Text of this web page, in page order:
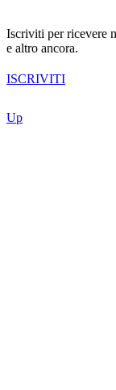
Iscriviti per ricevere
e altro ancora.
ISCRIVITI
Up